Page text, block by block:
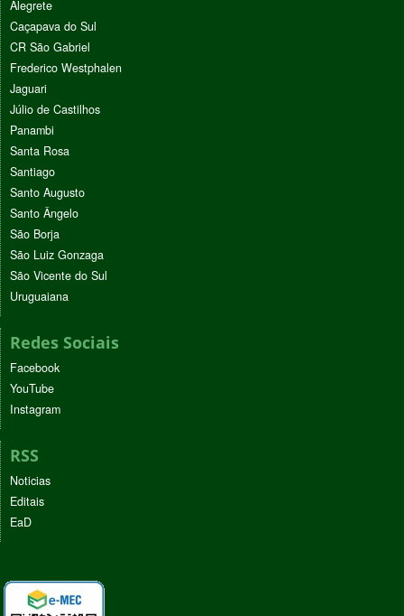
Alegrete
Caçapava do Sul
CR São Gabriel
Frederico Westphalen
Jaguari
Júlio de Castilhos
Panambi
Santa Rosa
Santiago
Santo Augusto
Santo Ângelo
São Borja
São Luiz Gonzaga
São Vicente do Sul
Uruguaiana
Redes Sociais
Facebook
YouTube
Instagram
RSS
Noticias
Editais
EaD